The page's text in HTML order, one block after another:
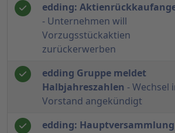
edding:
- Unternehmen will
Vorzugsstückaktien
zurückerwerben
edding Gruppe meldet
Halbjahreszahlen - Wechsel
Vorstand angekündigt
edding: Hauptversammlung